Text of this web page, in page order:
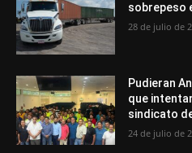
sobrepeso
28 de julio de
Pudieran
que
sindicato
24 de julio de